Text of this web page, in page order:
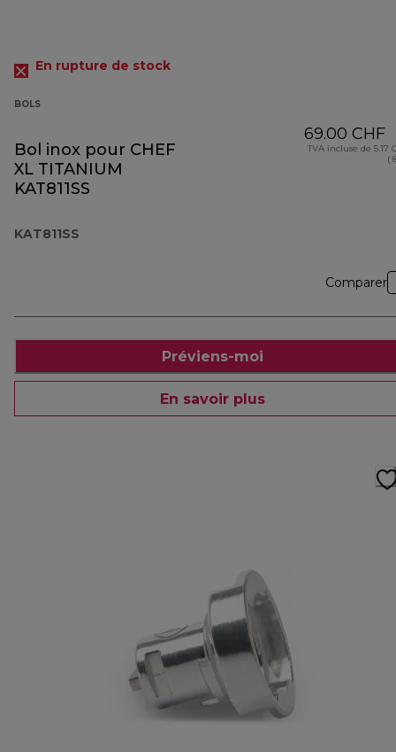
En rupture de stock
BOLS
Bol inox pour CHEF
XL TITANIUM
KAT811SS
KAT811SS
69.00 CHF
TVA incluse de 5.17
(
Comparer
Préviens-moi
En savoir plus